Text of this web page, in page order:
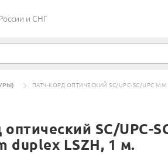
и СНГ
ПАТЧ-КОРД ОПТИЧЕСКИЙ SC/UPC-SC/UPC MM
SC/UPC-
duplex LSZH, 1 м.